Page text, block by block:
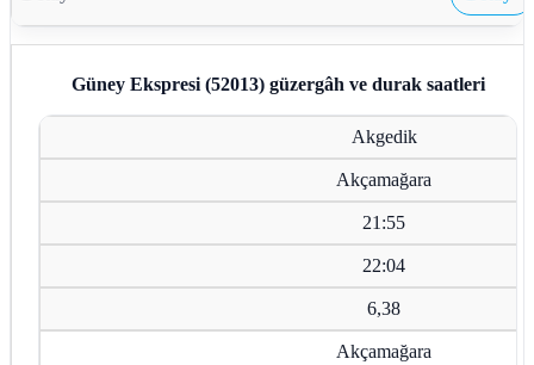
Güney Ekspresi (52013)güzergâh ve durak saatleri
Akgedik
Akçamağara
21:55
22:04
6,38
Akçamağara